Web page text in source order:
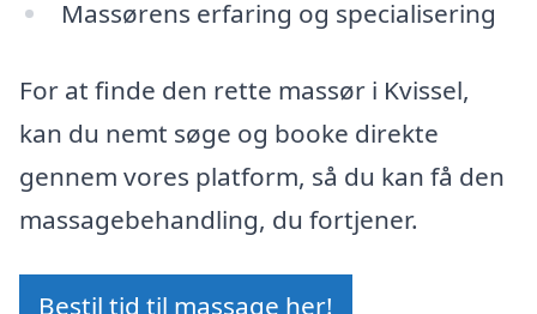
Massørens erfaring og specialisering
For at finde den rette massør i Kvissel,
kan du nemt søge og booke direkte
gennem vores platform, så du kan få den
massagebehandling, du fortjener.
Bestil tid til massage her!